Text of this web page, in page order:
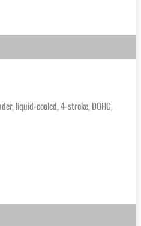
liquid-cooled, 4-stroke, DOHC,